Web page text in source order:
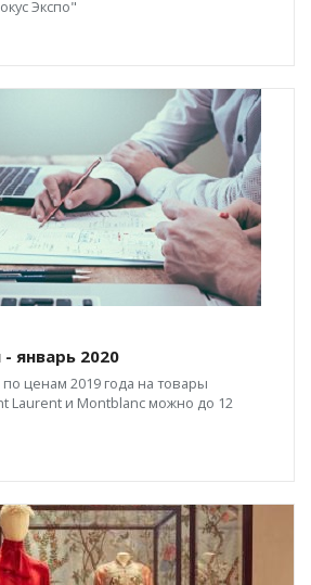
Экспо"
январь 2020
ценам 2019 года на товары
Laurent и Montblanc можно до 12